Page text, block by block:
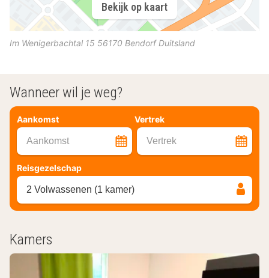
Bekijk op kaart
Im Wenigerbachtal 15 56170 Bendorf Duitsland
Wanneer wil je weg?
Aankomst Vertrek
Aankomst Vertrek
Reisgezelschap
2 Volwassenen (1 kamer)
Kamers